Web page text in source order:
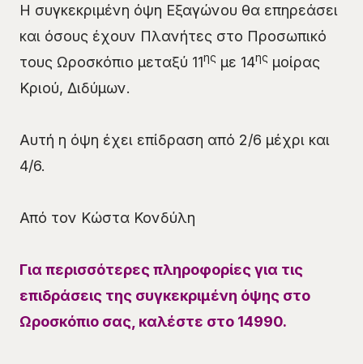
Η συγκεκριμένη όψη Εξαγώνου θα επηρεάσει
και όσους έχουν Πλανήτες στο Προσωπικό
τους Ωροσκόπιο μεταξύ 11ης με 14ης μοίρας
Κριού, Διδύμων.
Αυτή η όψη έχει επίδραση από 2/6 μέχρι και
4/6.
Από τον Κώστα Κονδύλη
Για περισσότερες πληροφορίες για τις
επιδράσεις της συγκεκριμένη όψης στο
Ωροσκόπιο σας, καλέστε στο 14990.